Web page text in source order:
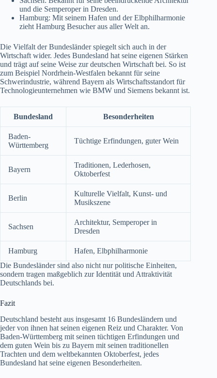
und die Semperoper in Dresden.
Hamburg: Mit seinem Hafen und der Elbphilharmonie
zieht Hamburg Besucher aus aller Welt an.
Die Vielfalt der Bundesländer spiegelt sich auch in der
Wirtschaft wider. Jedes Bundesland hat seine eigenen Stärken
und trägt auf seine Weise zur deutschen Wirtschaft bei. So ist
zum Beispiel Nordrhein-Westfalen bekannt für seine
Schwerindustrie, während Bayern als Wirtschaftsstandort für
Technologieunternehmen wie BMW und Siemens bekannt ist.
Bundesland Besonderheiten
Baden-
Württemberg
Tüchtige Erfindungen, guter Wein
Bayern
Traditionen, Lederhosen,
Oktoberfest
Berlin
Kulturelle Vielfalt, Kunst- und
Musikszene
Sachsen
Architektur, Semperoper in
Dresden
Hamburg
Hafen, Elbphilharmonie
Die Bundesländer sind also nicht nur politische Einheiten,
sondern tragen maßgeblich zur Identität und Attraktivität
Deutschlands bei.
Fazit
Deutschland besteht aus insgesamt 16 Bundesländern und
jeder von ihnen hat seinen eigenen Reiz und Charakter. Von
Baden-Württemberg mit seinen tüchtigen Erfindungen und
dem guten Wein bis zu Bayern mit seinen traditionellen
Trachten und dem weltbekannten Oktoberfest, jedes
Bundesland hat seine eigenen Besonderheiten.